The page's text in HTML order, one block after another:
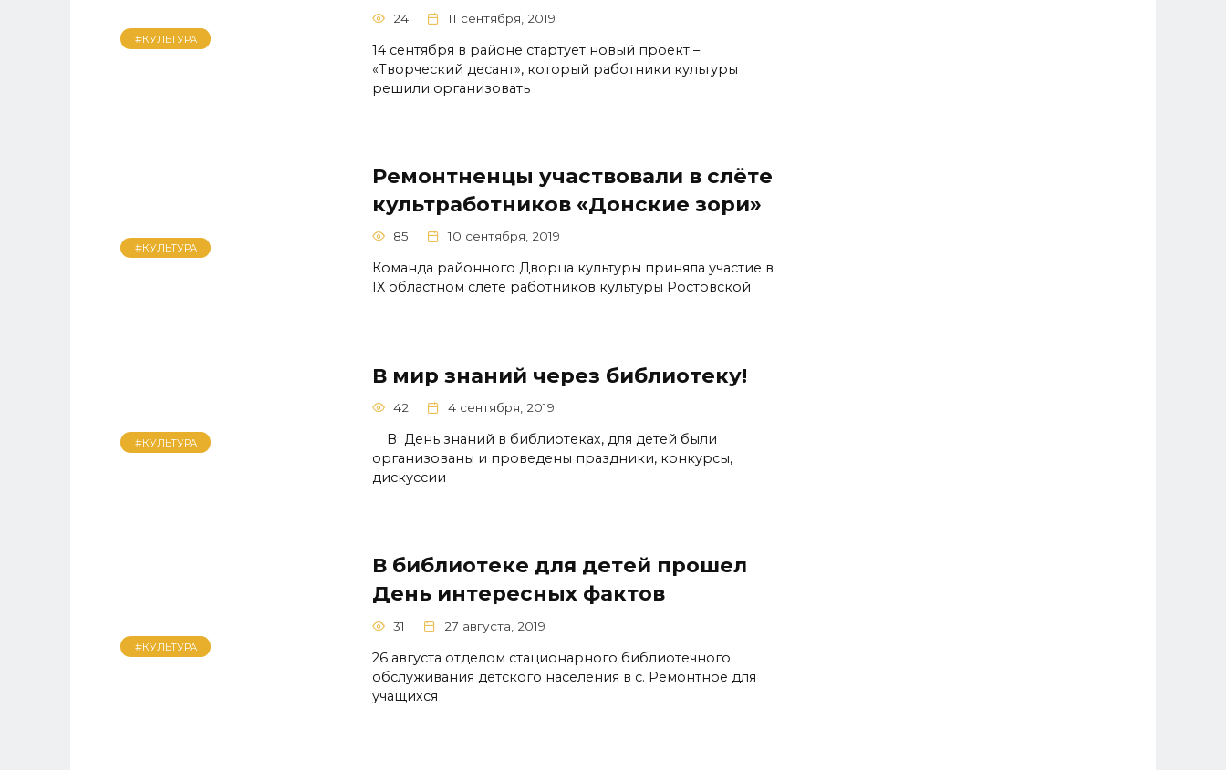
#КУЛЬТУРА
24 11 сентября, 2019
14 сентября в районе стартует новый проект –
«Творческий десант», который работники культуры
решили организовать
#КУЛЬТУРА
Ремонтненцы участвовали в слёте
культработников «Донские зори»
85 10 сентября, 2019
Команда районного Дворца культуры приняла участие в
IX областном слёте работников культуры Ростовской
#КУЛЬТУРА
В мир знаний через библиотеку!
42 4 сентября, 2019
В День знаний в библиотеках, для детей были
организованы и проведены праздники, конкурсы,
дискуссии
#КУЛЬТУРА
В библиотеке для детей прошел
День интересных фактов
31 27 августа, 2019
26 августа отделом стационарного библиотечного
обслуживания детского населения в с. Ремонтное для
учащихся